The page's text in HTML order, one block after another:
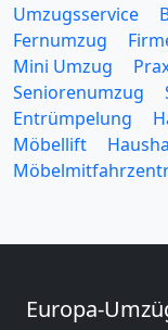
Umzugsservice
Fernumzug
Mini Umzug
Seniorenumzug
Entrümpelung
Möbellift
Europa-